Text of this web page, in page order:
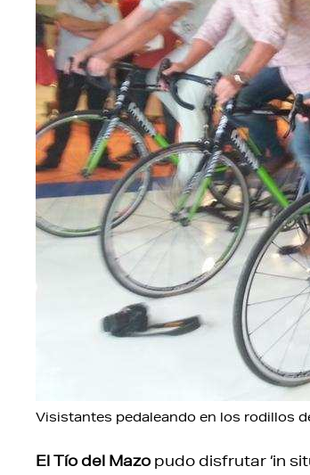
Visistantes pedaleando en los rodillos
El Tío del Mazo pudo disfrutar ‘in